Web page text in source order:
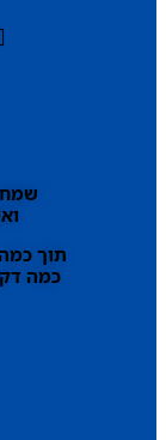
שמח
תוך
כמה